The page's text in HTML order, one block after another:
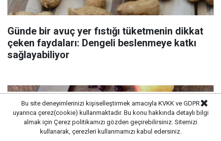
Günde bir avuç yer fıstığı tüketmenin dikkat
çeken faydaları: Dengeli beslenmeye katkı
sağlayabiliyor
Bu site deneyimlerinizi kişiselleştirmek amacıyla KVKK ve GDPR
uyarınca çerez(cookie) kullanmaktadır. Bu konu hakkında detaylı bilgi
almak için Çerez politikamızı gözden geçirebilirsiniz. Sitemizi
kullanarak, çerezleri kullanmamızı kabul edersiniz.